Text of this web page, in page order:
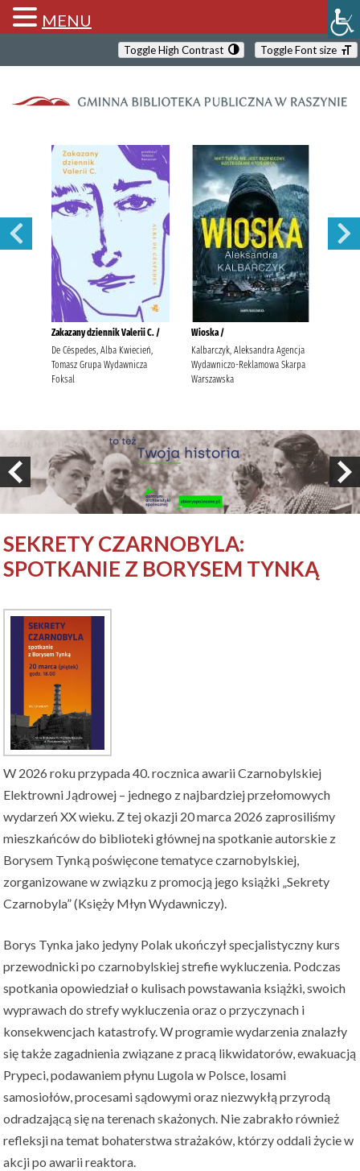
Toggle High Contrast Toggle Font size
SEKRETY CZARNOBYLA:
SPOTKANIE Z BORYSEM TYNKĄ
W 2026 roku przypada 40. rocznica awarii Czarnobylskiej
Elektrowni Jądrowej – jednego z najbardziej przełomowych
wydarzeń XX wieku. Z tej okazji 20 marca 2026 zaprosiliśmy
mieszkańców do biblioteki głównej na spotkanie autorskie z
Borysem Tynką poświęcone tematyce czarnobylskiej,
zorganizowane w związku z promocją jego książki „Sekrety
Czarnobyla” (Księży Młyn Wydawniczy).
Borys Tynka jako jedyny Polak ukończył specjalistyczny kurs
przewodnicki po czarnobylskiej strefie wykluczenia. Podczas
spotkania opowiedział o kulisach powstawania książki, swoich
wyprawach do strefy wykluczenia oraz o przyczynach i
konsekwencjach katastrofy. W programie wydarzenia znalazły
się także zagadnienia związane z pracą likwidatorów, ewakuacją
Prypeci, podawaniem płynu Lugola w Polsce, losami
samosiołów, procesami sądowymi oraz niezwykłą przyrodą
odradzającą się na terenach skażonych. Nie zabrakło również
refleksji na temat bohaterstwa strażaków, którzy oddali życie w
akcji po awarii reaktora.
MENU